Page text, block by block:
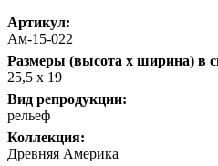
Артикул:
Ам-15-022
Размеры (высота х ширина) в
25,5 х 19
Вид репродукции:
рельеф
Коллекция:
Древняя Америка